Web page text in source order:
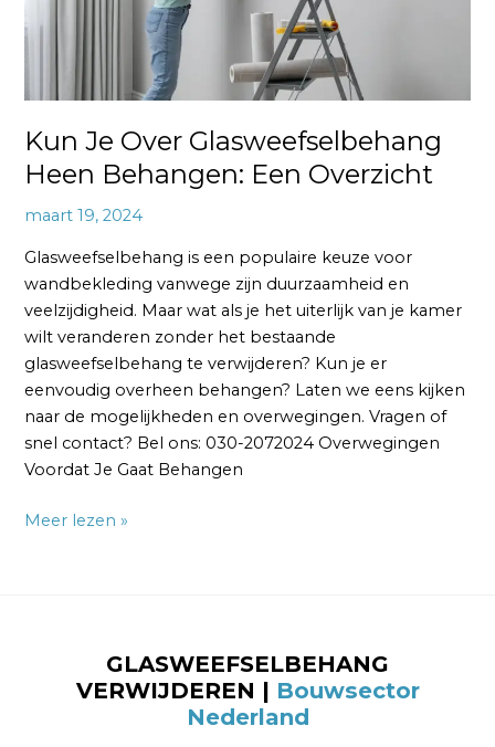
Kun Je Over Glasweefselbehang
Heen Behangen: Een Overzicht
maart 19, 2024
Glasweefselbehang is een populaire keuze voor
wandbekleding vanwege zijn duurzaamheid en
veelzijdigheid. Maar wat als je het uiterlijk van je kamer
wilt veranderen zonder het bestaande
glasweefselbehang te verwijderen? Kun je er
eenvoudig overheen behangen? Laten we eens kijken
naar de mogelijkheden en overwegingen. Vragen of
snel contact? Bel ons: 030-2072024 Overwegingen
Voordat Je Gaat Behangen
Meer lezen »
GLASWEEFSELBEHANG
VERWIJDEREN | Bouwsector
Nederland